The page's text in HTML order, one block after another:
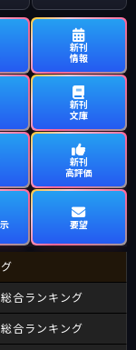
新刊
情報
新刊
文庫
新刊
高評価
要望
合ランキング
合ランキング